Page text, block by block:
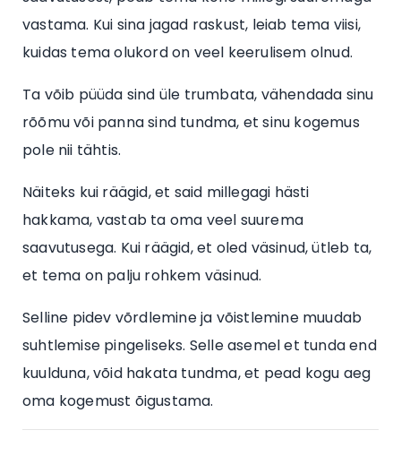
vastama. Kui sina jagad raskust, leiab tema viisi,
kuidas tema olukord on veel keerulisem olnud.
Ta võib püüda sind üle trumbata, vähendada sinu
rõõmu või panna sind tundma, et sinu kogemus
pole nii tähtis.
Näiteks kui räägid, et said millegagi hästi
hakkama, vastab ta oma veel suurema
saavutusega. Kui räägid, et oled väsinud, ütleb ta,
et tema on palju rohkem väsinud.
Selline pidev võrdlemine ja võistlemine muudab
suhtlemise pingeliseks. Selle asemel et tunda end
kuulduna, võid hakata tundma, et pead kogu aeg
oma kogemust õigustama.